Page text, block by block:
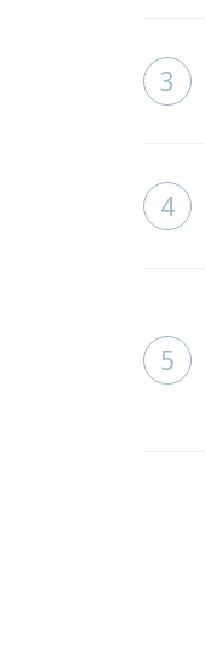
3
4
5